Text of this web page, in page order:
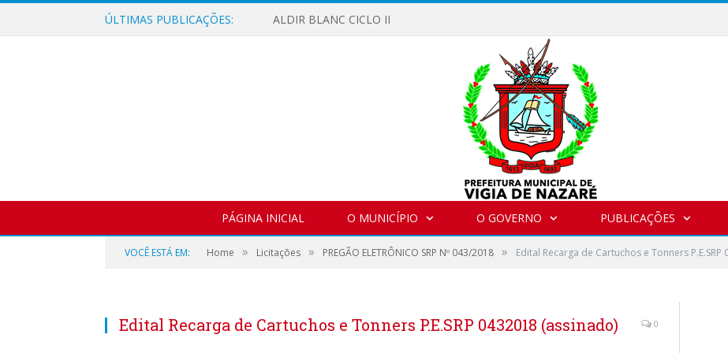
ÚLTIMAS PUBLICAÇÕES: ALDIR BLANC CICLO II
PÁGINA INICIAL O MUNICÍPIO O GOVERNO PUBLICAÇÕES
VOCÊ ESTÁ EM: Home » Licitações » PREGÃO ELETRÔNICO SRP Nº 043/2018 » Edital Recarga de Cartuchos e Tonners
Edital Recarga de Cartuchos e Tonners P.E.SRP 0432018 (assinado) 0